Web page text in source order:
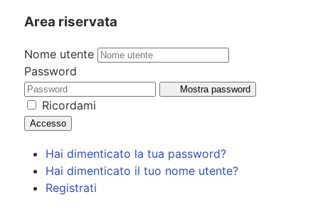
Area riservata
Nome utente
Password
Mostra password
Ricordami
Accesso
Hai dimenticato la tua password?
Hai dimenticato il tuo nome utente?
Registrati